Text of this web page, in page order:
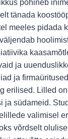
põhineb
tänada
meeles pidada
ja
ja
erilised. Lilled
ja südameid.
valimisel
võrdselt